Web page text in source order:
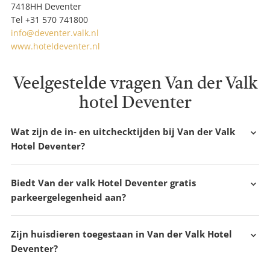
7418HH Deventer
Tel +31 570 741800
info@deventer.valk.nl
www.hoteldeventer.nl
Veelgestelde vragen Van der Valk
hotel Deventer
Wat zijn de in- en uitchecktijden bij Van der Valk
Hotel Deventer?
Biedt Van der valk Hotel Deventer gratis
parkeergelegenheid aan?
Zijn huisdieren toegestaan in Van der Valk Hotel
Deventer?